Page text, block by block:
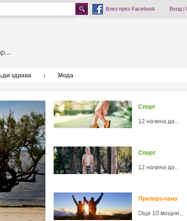
Влез през Facebook Вход|
здрава | Мода
Спорт
12 начина да...
Спорт
12 начина да...
Препоръчано
Още 10 мощни...